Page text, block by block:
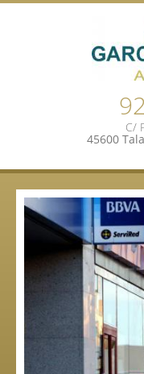
C/
45600